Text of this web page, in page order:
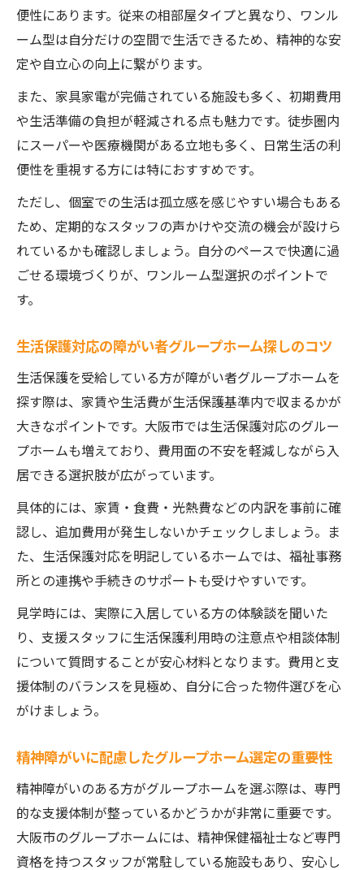
障がい者グループホームで得られる支援体
制とは
精神障がいの方に合う自立支援のヒント
障がい者グループホームで実現する自立へ
の第一歩
精神障がいに寄り添うグループホームの支
援体制
ワンルーム型で叶える自立と快適な日常生
活
生活保護受給者も安心の個別サポート充実
例
家賃や支援体制で比較する住み心地の違い
障がい者グループホームの家賃と支援内容
を徹底比較
ワンルーム型とマンション型の費用と快適
性の違い
生活保護受給者向けグループホームの費用
負担とは
精神障がい者に適した支援体制の選び方を
解説
実際の住み心地に影響するポイントをチェ
ック
個室重視で叶えるプライバシーと快適空間
個室重視の障がい者グループホームが選ば
れる理由
ワンルーム型で守られるプライバシーとそ
る方法
生活保護利用者も満足の個室グループホー
ム選び
便性にあります。従来の相部屋タイプと異なり、ワンル
ーム型は自分だけの空間で生活できるため、精神的な安
定や自立心の向上に繋がります。
また、家具家電が完備されている施設も多く、初期費用
や生活準備の負担が軽減される点も魅力です。徒歩圏内
にスーパーや医療機関がある立地も多く、日常生活の利
便性を重視する方には特におすすめです。
ただし、個室での生活は孤立感を感じやすい場合もある
ため、定期的なスタッフの声かけや交流の機会が設けら
れているかも確認しましょう。自分のペースで快適に過
ごせる環境づくりが、ワンルーム型選択のポイントで
す。
生活保護対応の障がい者グループホーム探しのコツ
生活保護を受給している方が障がい者グループホームを
探す際は、家賃や生活費が生活保護基準内で収まるかが
大きなポイントです。大阪市では生活保護対応のグルー
プホームも増えており、費用面の不安を軽減しながら入
居できる選択肢が広がっています。
具体的には、家賃・食費・光熱費などの内訳を事前に確
認し、追加費用が発生しないかチェックしましょう。ま
た、生活保護対応を明記しているホームでは、福祉事務
所との連携や手続きのサポートも受けやすいです。
見学時には、実際に入居している方の体験談を聞いた
り、支援スタッフに生活保護利用時の注意点や相談体制
について質問することが安心材料となります。費用と支
援体制のバランスを見極め、自分に合った物件選びを心
がけましょう。
精神障がいに配慮したグループホーム選定の重要性
精神障がいのある方がグループホームを選ぶ際は、専門
的な支援体制が整っているかどうかが非常に重要です。
大阪市のグループホームには、精神保健福祉士など専門
資格を持つスタッフが常駐している施設もあり、安心し